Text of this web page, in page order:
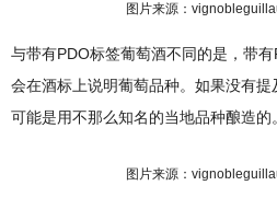
图片来源：
与带有PDO标签葡萄酒不同的是，带
会在酒标上说明葡萄品种。如果没有
可能是用不那么知名的当地品种酿造的。
图片来源：